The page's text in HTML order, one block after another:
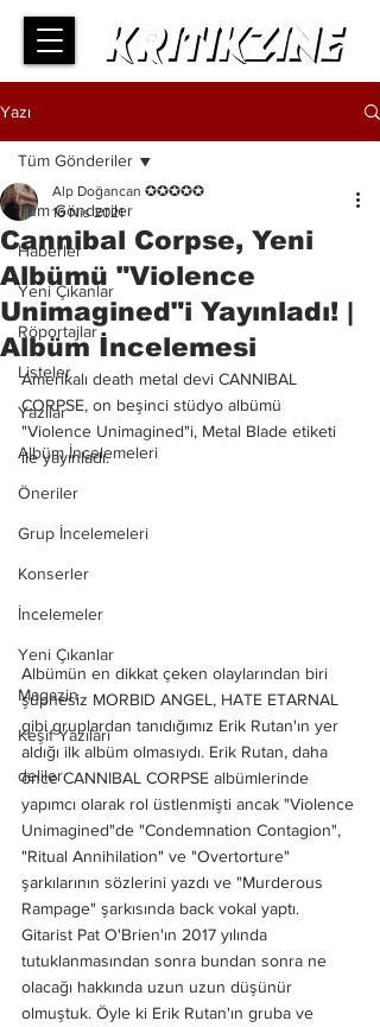
Yazı
Tüm Gönderiler
Haberler
Yeni Çıkanlar
Röportajlar
Listeler
Yazılar
Albüm İncelemeleri
Öneriler
Grup İncelemeleri
Konserler
İncelemeler
Yeni Çıkanlar
Magazin
Keşif Yazıları
deliler
Tüm Gönderiler
Cannibal Corpse, Yeni
Albümü "Violence
Unimagined"i Yayınladı! |
Albüm İncelemesi
Alp Doğancan ✪✪✪✪✪
16 Nis 2021
Amerikalı death metal devi CANNIBAL
CORPSE, on beşinci stüdyo albümü
"Violence Unimagined"i, Metal Blade etiketi
ile yayınladı.
Albümün en dikkat çeken olaylarından biri
şüphesiz MORBID ANGEL, HATE ETARNAL
gibi gruplardan tanıdığımız Erik Rutan'ın yer
aldığı ilk albüm olmasıydı. Erik Rutan, daha
önce CANNIBAL CORPSE albümlerinde
yapımcı olarak rol üstlenmişti ancak "Violence
Unimagined"de "Condemnation Contagion",
"Ritual Annihilation" ve "Overtorture"
şarkılarının sözlerini yazdı ve "Murderous
Rampage" şarkısında back vokal yaptı.
Gitarist Pat O'Brien'ın 2017 yılında
tutuklanmasından sonra bundan sonra ne
olacağı hakkında uzun uzun düşünür
olmuştuk. Öyle ki Erik Rutan'ın gruba ve